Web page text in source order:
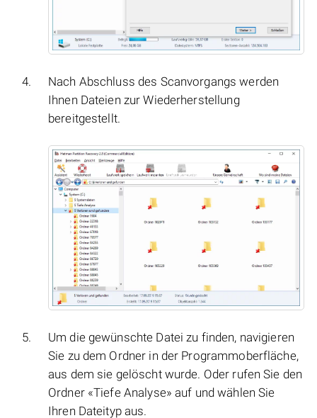
Nach Abschluss des Scanvorgangs werden
Ihnen Dateien zur Wiederherstellung
bereitgestellt.
Um die gewünschte Datei zu finden, navigieren
Sie zu dem Ordner in der Programmoberfläche,
aus dem sie gelöscht wurde. Oder rufen Sie den
Ordner «Tiefe Analyse» auf und wählen Sie
Ihren Dateityp aus.